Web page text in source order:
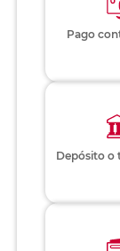
Pago
Depósito o